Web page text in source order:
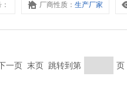
厂商性质：生产厂家
一页 末页 跳转到第 页